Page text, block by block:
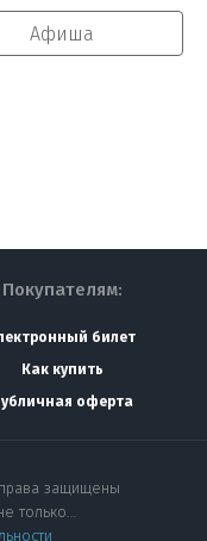
Афиша
Покупателям:
билет
Как купить
оферта
защищены
только…